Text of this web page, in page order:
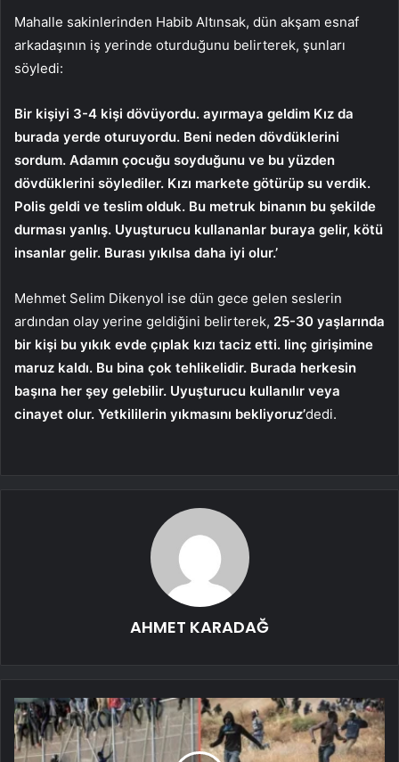
Mahalle sakinlerinden Habib Altınsak, dün akşam esnaf
arkadaşının iş yerinde oturduğunu belirterek, şunları
söyledi:
Bir kişiyi 3-4 kişi dövüyordu. ayırmaya geldim Kız da
burada yerde oturuyordu. Beni neden dövdüklerini
sordum. Adamın çocuğu soyduğunu ve bu yüzden
dövdüklerini söylediler. Kızı markete götürüp su verdik.
Polis geldi ve teslim olduk. Bu metruk binanın bu şekilde
durması yanlış. Uyuşturucu kullananlar buraya gelir, kötü
insanlar gelir. Burası yıkılsa daha iyi olur.’
Mehmet Selim Dikenyol ise dün gece gelen seslerin
ardından olay yerine geldiğini belirterek, 25-30 yaşlarında
bir kişi bu yıkık evde çıplak kızı taciz etti. linç girişimine
maruz kaldı. Bu bina çok tehlikelidir. Burada herkesin
başına her şey gelebilir. Uyuşturucu kullanılır veya
cinayet olur. Yetkililerin yıkmasını bekliyoruz’dedi.
AHMET KARADAĞ